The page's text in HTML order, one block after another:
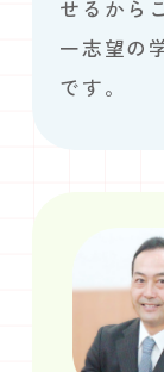
せるから
一志望の
です。